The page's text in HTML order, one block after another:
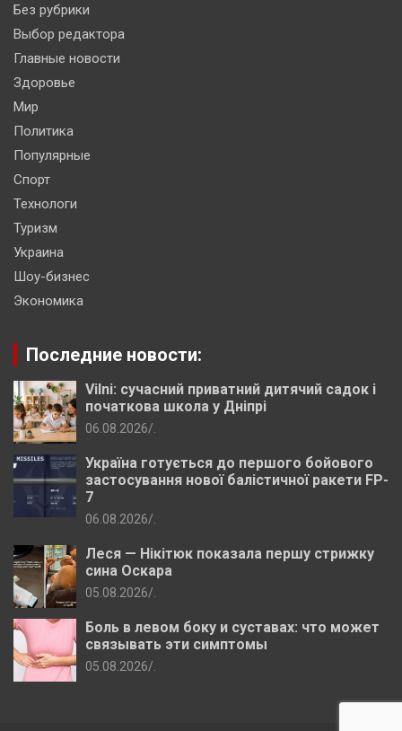
Без рубрики
Выбор редактора
Главные новости
Здоровье
Мир
Политика
Популярные
Спорт
Технологи
Туризм
Украина
Шоу-бизнес
Экономика
Последние новости:
Vilni: сучасний приватний дитячий садок і
початкова школа у Дніпрі
06.08.2026
Україна готується до першого бойового
застосування нової балістичної ракети FP-
7
06.08.2026
Леся — Нікітюк показала першу стрижку
сина Оскара
05.08.2026
Боль в левом боку и суставах: что может
связывать эти симптомы
05.08.2026